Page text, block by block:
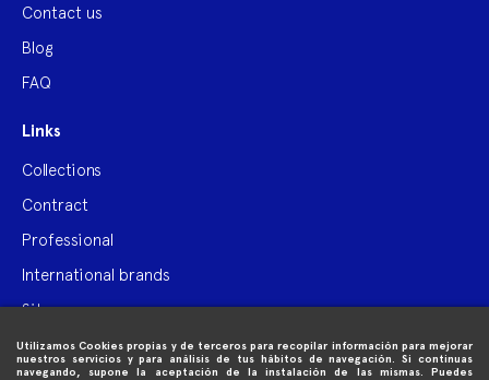
Utilizamos Cookies propias y de terceros para recopilar información para mejorar
nuestros servicios y para análisis de tus hábitos de navegación. Si continuas
navegando, supone la aceptación de la instalación de las mismas. Puedes
Contact us
Blog
FAQ
Links
Collections
Contract
Professional
International brands
Site map
Purchase information 